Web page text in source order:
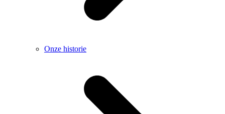
Onze historie